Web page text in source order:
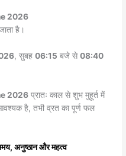
2026
है।
, सुबह06:15 बजे से08:40
2026 प्रातः काल से शुभ मुहूर्त में
है, तभी व्रत का पूर्ण फल
अनुष्ठान और महत्व